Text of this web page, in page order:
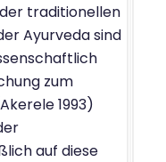
traditionellen
Ayurveda sind
zum
1993)
auf diese